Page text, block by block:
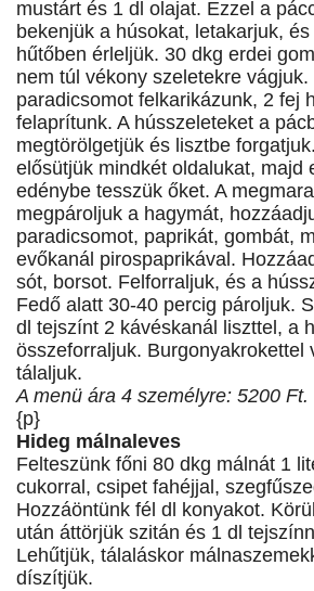
mustárt és 1 dl olajat. Ezzel a
bekenjük a húsokat, letakarjuk,
hűtőben érleljük. 30 dkg erdei
nem túl vékony szeletekre
paradicsomot felkarikázunk, 2 fej
felaprítunk. A hússzeleteket a
megtörölgetjük és lisztbe
elősütjük mindkét oldalukat, majd
edénybe tesszük őket. A
megpároljuk a hagymát,
paradicsomot, paprikát, gombát,
evőkanál pirospaprikával.
sót, borsot. Felforraljuk, és a
Fedő alatt 30-40 percig pároljuk.
dl tejszínt 2 kávéskanál liszttel, a
összeforraljuk. Burgonyakrokettel
tálaljuk.
A menü ára 4 személyre: 5200 Ft.
{p}
Hideg málnaleves
Felteszünk főni 80 dkg málnát 1
cukorral, csipet fahéjjal,
Hozzáöntünk fél dl konyakot.
után áttörjük szitán és 1 dl
Lehűtjük, tálaláskor
díszítjük.